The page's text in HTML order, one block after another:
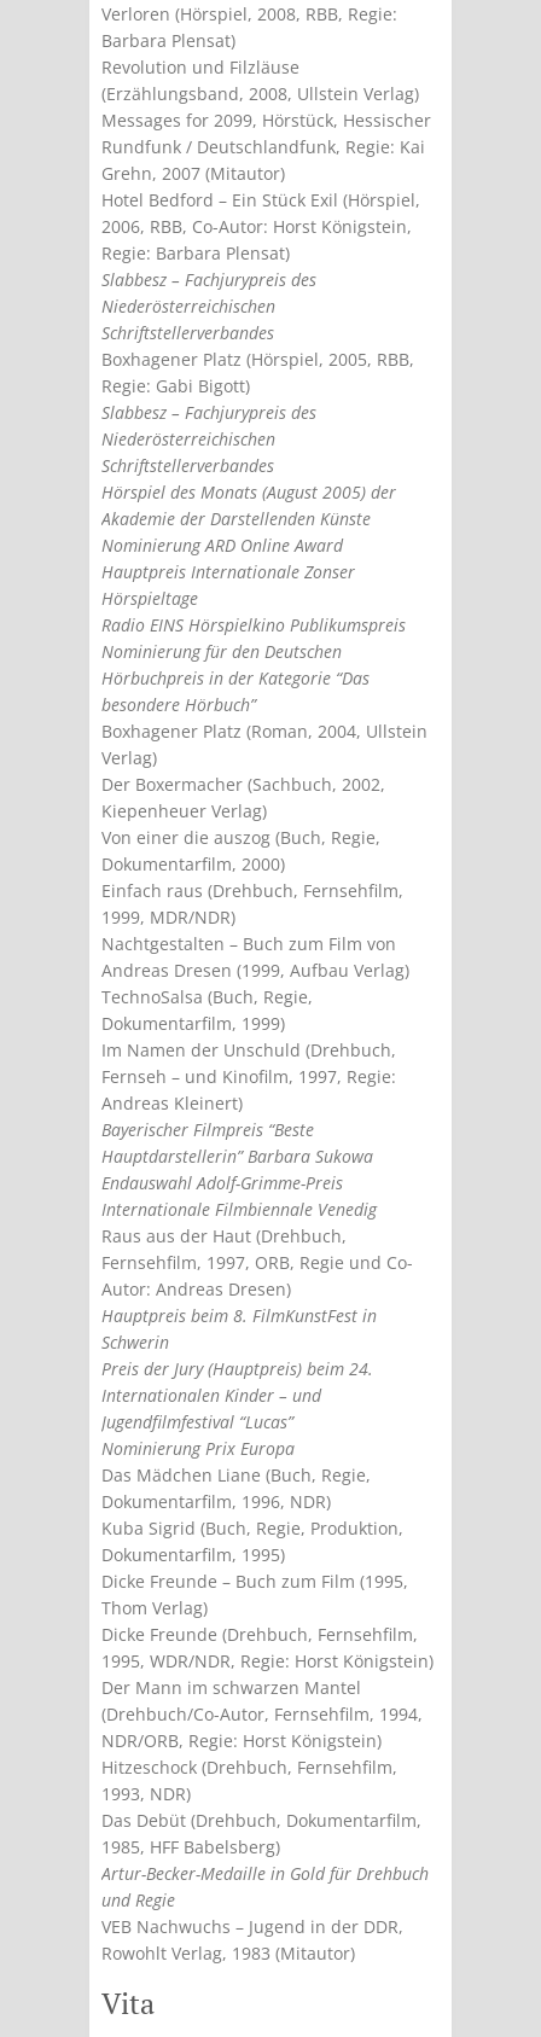
Verloren (Hörspiel, 2008, RBB, Regie:
Barbara Plensat)
Revolution und Filzläuse
(Erzählungsband, 2008, Ullstein Verlag)
Messages for 2099, Hörstück, Hessischer
Rundfunk / Deutschlandfunk, Regie: Kai
Grehn, 2007 (Mitautor)
Hotel Bedford – Ein Stück Exil (Hörspiel,
2006, RBB, Co-Autor: Horst Königstein,
Regie: Barbara Plensat)
Slabbesz – Fachjurypreis des
Niederösterreichischen
Schriftstellerverbandes
Boxhagener Platz (Hörspiel, 2005, RBB,
Regie: Gabi Bigott)
Slabbesz – Fachjurypreis des
Niederösterreichischen
Schriftstellerverbandes
Hörspiel des Monats (August 2005) der
Akademie der Darstellenden Künste
Nominierung ARD Online Award
Hauptpreis Internationale Zonser
Hörspieltage
Radio EINS Hörspielkino Publikumspreis
Nominierung für den Deutschen
Hörbuchpreis in der Kategorie “Das
besondere Hörbuch”
Boxhagener Platz (Roman, 2004, Ullstein
Verlag)
Der Boxermacher (Sachbuch, 2002,
Kiepenheuer Verlag)
Von einer die auszog (Buch, Regie,
Dokumentarfilm, 2000)
Einfach raus (Drehbuch, Fernsehfilm,
1999, MDR/NDR)
Nachtgestalten – Buch zum Film von
Andreas Dresen (1999, Aufbau Verlag)
TechnoSalsa (Buch, Regie,
Dokumentarfilm, 1999)
Im Namen der Unschuld (Drehbuch,
Fernseh – und Kinofilm, 1997, Regie:
Andreas Kleinert)
Bayerischer Filmpreis “Beste
Hauptdarstellerin” Barbara Sukowa
Endauswahl Adolf-Grimme-Preis
Internationale Filmbiennale Venedig
Raus aus der Haut (Drehbuch,
Fernsehfilm, 1997, ORB, Regie und Co-
Autor: Andreas Dresen)
Hauptpreis beim 8. FilmKunstFest in
Schwerin
Preis der Jury (Hauptpreis) beim 24.
Internationalen Kinder – und
Jugendfilmfestival “Lucas”
Nominierung Prix Europa
Das Mädchen Liane (Buch, Regie,
Dokumentarfilm, 1996, NDR)
Kuba Sigrid (Buch, Regie, Produktion,
Dokumentarfilm, 1995)
Dicke Freunde – Buch zum Film (1995,
Thom Verlag)
Dicke Freunde (Drehbuch, Fernsehfilm,
1995, WDR/NDR, Regie: Horst Königstein)
Der Mann im schwarzen Mantel
(Drehbuch/Co-Autor, Fernsehfilm, 1994,
NDR/ORB, Regie: Horst Königstein)
Hitzeschock (Drehbuch, Fernsehfilm,
1993, NDR)
Das Debüt (Drehbuch, Dokumentarfilm,
1985, HFF Babelsberg)
Artur-Becker-Medaille in Gold für Drehbuch
und Regie
VEB Nachwuchs – Jugend in der DDR,
Rowohlt Verlag, 1983 (Mitautor)
Vita